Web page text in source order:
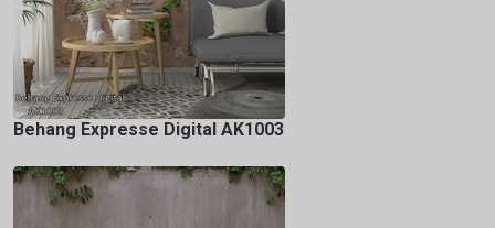
Behang Expresse Digital AK1003